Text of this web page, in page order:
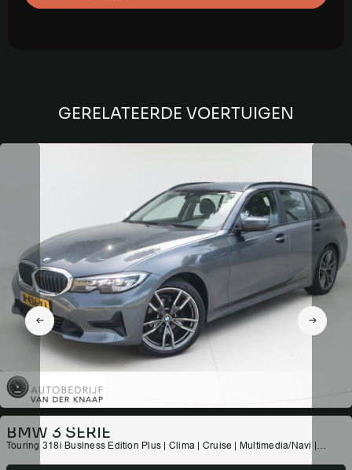
GERELATEERDE VOERTUIGEN
BMW 3 SERIE
Touring 318i Business Edition Plus | Clima | Cruise | Multimedia/Navi |